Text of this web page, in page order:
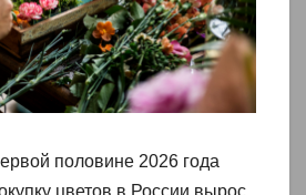
половине 2026 года
цветов в России вырос